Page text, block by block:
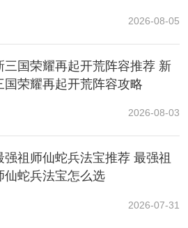
帮助到你们顺利兑换。
2026-08-05
三国荣耀再起开荒阵容推荐 新
国荣耀再起开荒阵容攻略
2026-08-03
强祖师仙蛇兵法宝推荐 最强祖
仙蛇兵法宝怎么选
2026-07-31